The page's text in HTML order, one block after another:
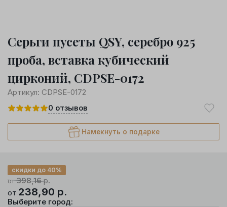
Серьги пусеты QSY, серебро 925
проба, вставка кубический
цирконий, CDPSE-0172
Артикул: CDPSE-0172
0 отзывов
Намекнуть о подарке
от398,16р.
скидки до 40%
от 238,90 р.
Выберите город: